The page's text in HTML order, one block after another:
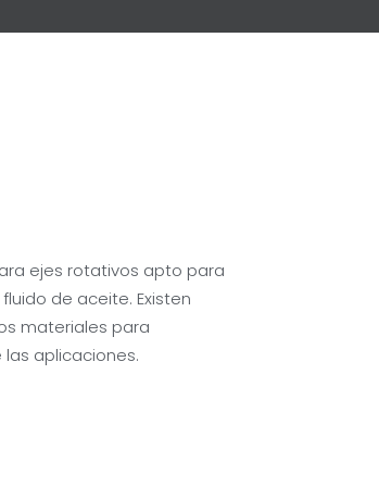
ejes rotativos apto para
de aceite. Existen
materiales para
aplicaciones.